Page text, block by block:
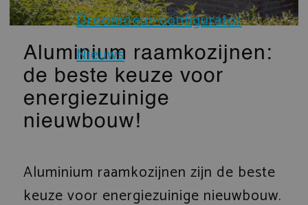
IsoStone dorpel voor aluminium
Droomdeur-configurator
Technische documenten
Verduurzaming
Droomdeur-configurator
Nieuws
Aluminium raamkozijnen:
de beste keuze voor
energiezuinige
nieuwbouw!
Aluminium raamkozijnen zijn de beste
keuze voor energiezuinige nieuwbouw.